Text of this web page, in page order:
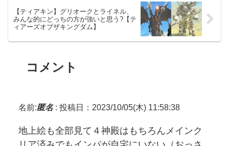
【ティアキン】グリオークとライネル、
みんな的にどっちの方が強いと思う?【テ
ィアーズオブザキングダム】
コメント
名前:匿名: 投稿日：2023/10/05(木) 11:58:38
地上絵も全部見て４神殿はもちろんメインク